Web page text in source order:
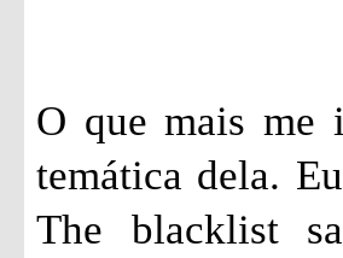
O que mais me
temática dela.
The blacklist